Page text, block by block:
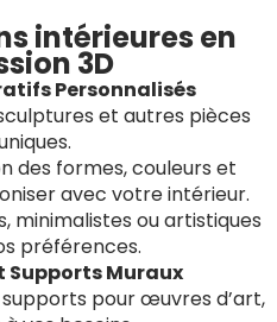
intérieures en
3D
Personnalisés
et autres pièces
des formes, couleurs et
avec votre intérieur.
minimalistes ou artistiques
préférences.
Supports Muraux
pour œuvres d’art,